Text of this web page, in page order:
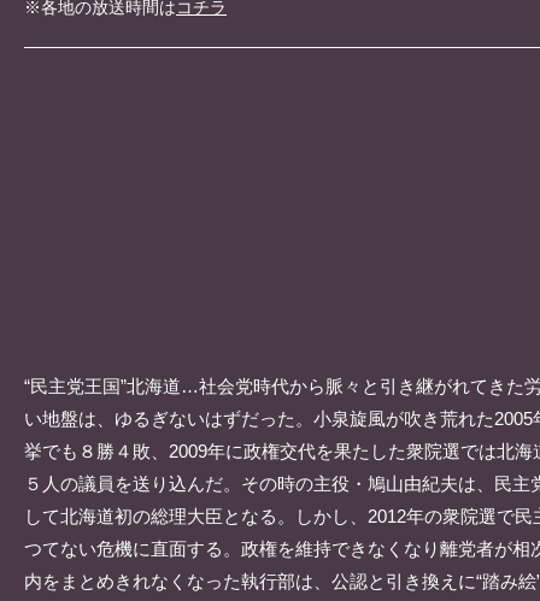
※各地の放送時間はコチラ
“民主党王国”北海道…社会党時代から脈々と引き継がれてきた
い地盤は、ゆるぎないはずだった。小泉旋風が吹き荒れた2005
挙でも８勝４敗、2009年に政権交代を果たした衆院選では北海
５人の議員を送り込んだ。その時の主役・鳩山由紀夫は、民主
して北海道初の総理大臣となる。しかし、2012年の衆院選で民
つてない危機に直面する。政権を維持できなくなり離党者が相
内をまとめきれなくなった執行部は、公認と引き換えに“踏み絵